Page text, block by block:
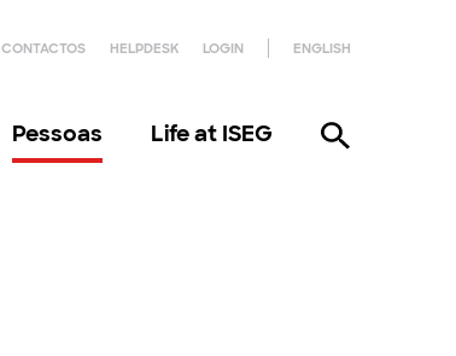
CONTACTOS HELPDESK LOGIN ENGLISH
Pessoas Life at ISEG